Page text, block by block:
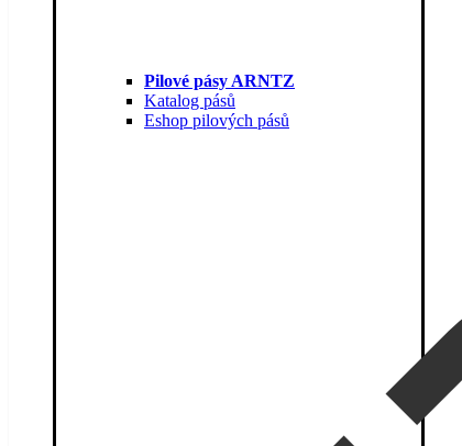
Pilové pásy ARNTZ
Katalog pásů
Eshop pilových pásů